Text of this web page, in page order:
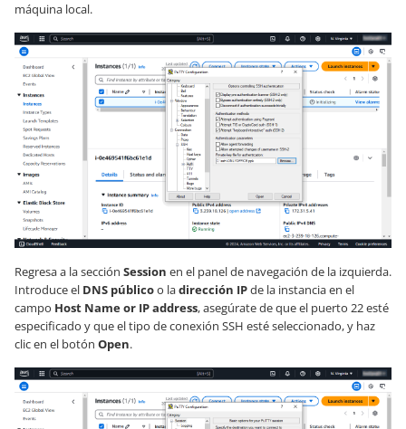
máquina local.
Regresa a la sección Session en el panel de navegación de la izquierda.
Introduce el DNS públicoo ladirección IPde la instancia en el
campo Host Name or IP address, asegúrate de que el puerto 22 esté
especificado y que el tipo de conexión SSH esté seleccionado, y haz
clic en el botón Open.